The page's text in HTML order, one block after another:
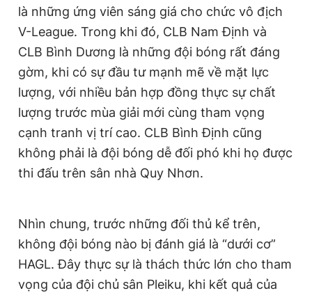
là những ứng viên sáng giá cho chức vô địch
V-League. Trong khi đó, CLB Nam Định và
CLB Bình Dương là những đội bóng rất đáng
gờm, khi có sự đầu tư mạnh mẽ về mặt lực
lượng, với nhiều bản hợp đồng thực sự chất
lượng trước mùa giải mới cùng tham vọng
cạnh tranh vị trí cao. CLB Bình Định cũng
không phải là đội bóng dễ đối phó khi họ được
thi đấu trên sân nhà Quy Nhơn.
Nhìn chung, trước những đối thủ kể trên,
không đội bóng nào bị đánh giá là “dưới cơ”
HAGL. Đây thực sự là thách thức lớn cho tham
vọng của đội chủ sân Pleiku, khi kết quả của